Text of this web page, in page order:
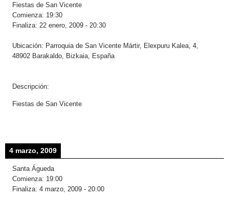
Fiestas de San Vicente
Comienza: 19:30
Finaliza: 22 enero, 2009 - 20:30
Ubicación: Parroquia de San Vicente Mártir, Elexpuru Kalea, 4,
48902 Barakaldo, Bizkaia, España
Descripción:
Fiestas de San Vicente
4 marzo, 2009
Santa Águeda
Comienza: 19:00
Finaliza: 4 marzo, 2009 - 20:00